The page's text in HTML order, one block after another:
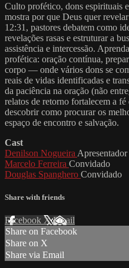
Culto profético, dons espirituais
mostra por que Deus quer
12:31, pastores debatem como
revelações rasas e estruturar a
assistência e intercessão.
profética: oração contínua,
corpo — onde vários dons se
reais de vidas identificadas e
da paciência na oração (não
relatos de retorno fortalecem a
descobrir como procurar os
espaço de encontro e salvação.
Cast
Denilson Nogueira Apresentador
Marcelo Ferreira Convidado
Douglas Spanghero Convidado
Share with friends
Facebook XEmail
Share on Facebook
Share on X
Share via Email